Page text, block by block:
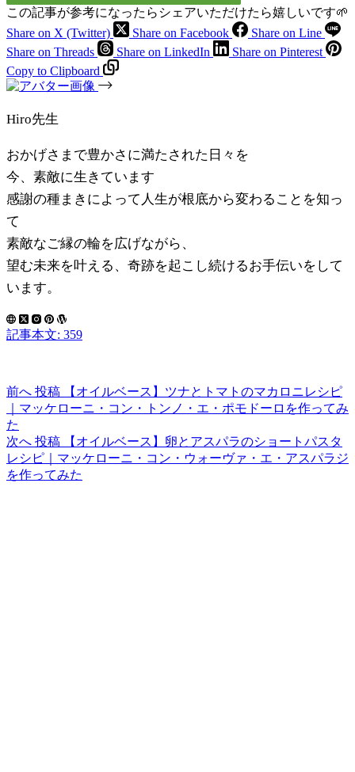
この記事が参考になったらシェアいただけたら嬉しいです🌱
Share on X (Twitter)
Share on Facebook
Share on Line
Share on Threads
Share on LinkedIn
Share on Pinterest
Copy to Clipboard
Hiro先生
おかげさまで豊かさに満たされた日々を
今、素敵に生きています
感謝の種まきによって人生が根底から変わることを知っ
て
素敵なご縁の輪を広げながら、
望む未来を叶える、奇跡を起こし続けるお手伝いをして
います。
記事本文: 359
前へ 投稿
【オイルベース】ツナとトマトのマカロニレシピ
｜マッケローニ・コン・トンノ・エ・ポモドーロを作ってみ
た
次へ 投稿
【オイルベース】卵とアスパラのショートパスタ
レシピ｜マッケローニ・コン・ウォーヴァ・エ・アスパラジ
を作ってみた